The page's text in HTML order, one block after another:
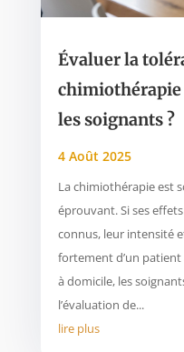
Évaluer la
les soignants ?
4 Août 2025
La chimiothérapie est
éprouvant. Si ses
connus, leur intensité
fortement d’un patient
à domicile, les
l’évaluation de...
lire plus